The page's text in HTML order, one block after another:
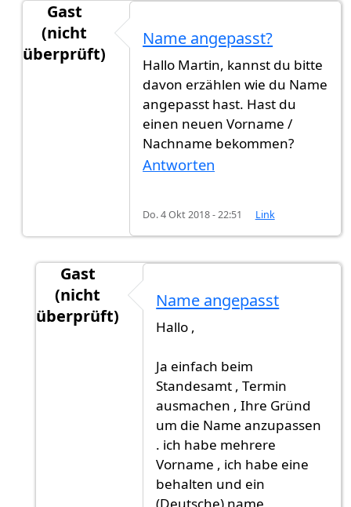
Gast
(nicht
überprüft)
Unglaublich Schnell 4 Monate in
Name angepasst?
Hallo Martin, kannst du bitte
davon erzählen wie du Name
angepasst hast. Hast du
einen neuen Vorname /
Nachname bekommen?
Antworten
Do. 4 Okt 2018 - 22:51 Link
Gast
(nicht
überprüft)
Name angepasst?
Name angepasst
Hallo ,
Ja einfach beim
Standesamt , Termin
ausmachen , Ihre Gründ
um die Name anzupassen
. ich habe mehrere
Vorname , ich habe eine
behalten und ein